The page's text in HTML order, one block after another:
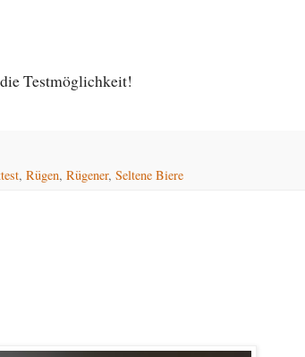
Testmöglichkeit!
, Rügen, Rügener, Seltene Biere